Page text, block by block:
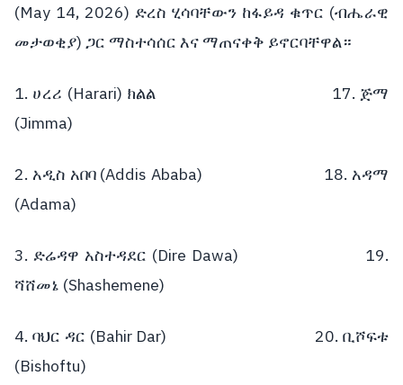
(May 14, 2026) ድረስ ሂሳባቸውን ከፋይዳ ቁጥር (ብሔራዊ
መታወቂያ) ጋር ማስተሳሰር እና ማጠናቀቅ ይኖርባቸዋል።
1. ሀረሪ (Harari) ክልል 17.ጅማ
(Jimma)
2. አዲስ አበባ(Addis Ababa) 18.አዳማ
(Adama)
3. ድሬዳዋ አስተዳደር (Dire Dawa) 19.
ሻሸመኔ (Shashemene)
4. ባህር ዳር (Bahir Dar) 20.ቢሾፍቱ
(Bishoftu)